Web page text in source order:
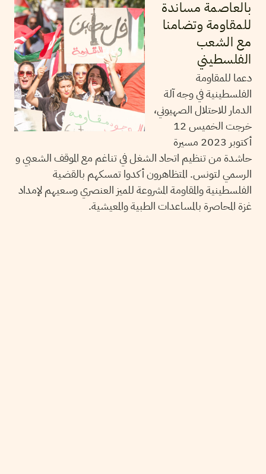
بالعاصمة مساندة
للمقاومة وتضامنا
مع الشعب
الفلسطيني
دعما للمقاومة
الفلسطينية في وجه آلة
الدمار للاحتلال الصهيوني،
خرجت الخميس 12
أكتوبر 2023 مسيرة
حاشدة من تنظيم اتحاد الشغل في تناغم مع الموقف الشعبي و
الرسمي لتونس. المتظاهرون أكدوا تمسكهم بالقضية
الفلسطينية والمقاومة المشروعة للميز العنصري وسعيهم لإمداد
غزة المحاصرة بالمساعدات الطبية والمعيشية.